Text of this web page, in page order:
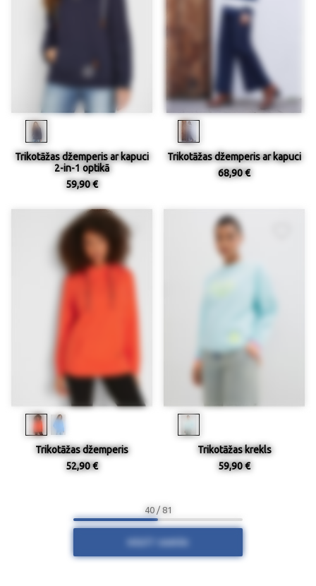
Trikotāžas džemperis ar kapuci
2-in-1 optikā
59,90 €
Trikotāžas džemperis ar kapuci
68,90 €
Trikotāžas džemperis
52,90 €
Trikotāžas krekls
59,90 €
40 / 81